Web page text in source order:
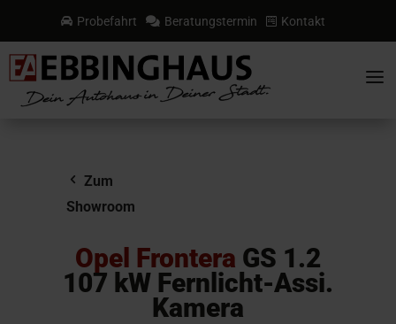
 Probefahrt  Beratungstermin  Kontakt
a
Zum
Showroom
Opel Frontera GS 1.2
107 kW Fernlicht-Assi.
Kamera